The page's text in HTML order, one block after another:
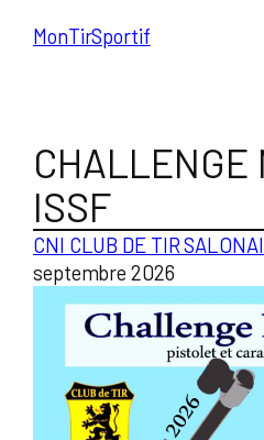
MonTirSportif
CHALLENGE
ISSF
CNI CLUB DE TIR
septembre 2026